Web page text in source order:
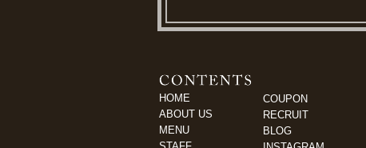
HOME
ABOUT US
MENU
COUPON
RECRUIT
BLOG